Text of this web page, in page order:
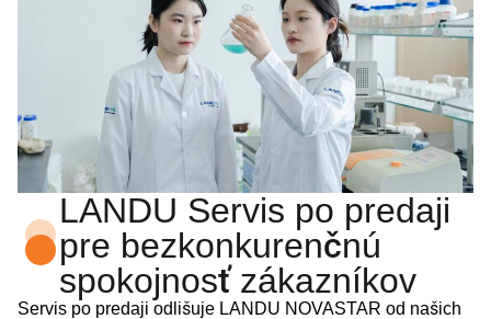
LANDU Servis po predaji
pre bezkonkurenčnú
spokojnosť zákazníkov
Servis po predaji odlišuje LANDU NOVASTAR od našich